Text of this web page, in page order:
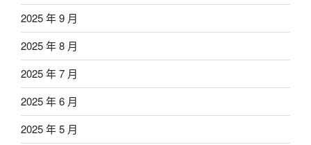
2025 年 9 月
2025 年 8 月
2025 年 7 月
2025 年 6 月
2025 年 5 月